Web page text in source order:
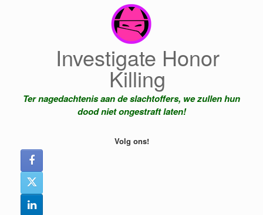
Investigate Honor
Killing
Ter nagedachtenis aan de slachtoffers, we zullen hun
dood niet ongestraft laten!
Volg ons!